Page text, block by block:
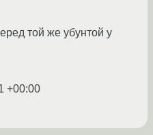
той же убунтой у
+00:00